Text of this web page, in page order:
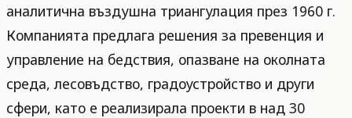
аналитична въздушна триангулация през 1960 г.
Компанията предлага решения за превенция и
управление на бедствия, опазване на околната
среда, лесовъдство, градоустройство и други
сфери, като е реализирала проекти в над 30